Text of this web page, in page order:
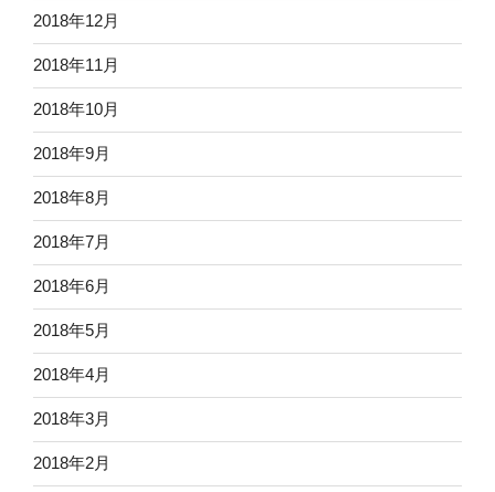
2018年12月
2018年11月
2018年10月
2018年9月
2018年8月
2018年7月
2018年6月
2018年5月
2018年4月
2018年3月
2018年2月